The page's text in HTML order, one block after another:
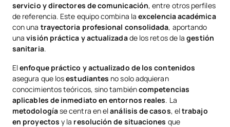
servicio y directores de comunicación, entre otros perfiles
de referencia. Este equipo combina laexcelencia académica
con una trayectoria profesional consolidada, aportando
unavisión práctica y actualizadade los retos de lagestión
sanitaria.
Elenfoque práctico y actualizado de los contenidos
asegura que losestudiantes no solo adquieran
conocimientos teóricos, sino tambiéncompetencias
aplicables de inmediato en entornos reales. La
metodologíase centra en elanálisis de casos, eltrabajo
en proyectos y la resolución de situaciones que